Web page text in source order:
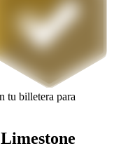
populares
tu billetera para